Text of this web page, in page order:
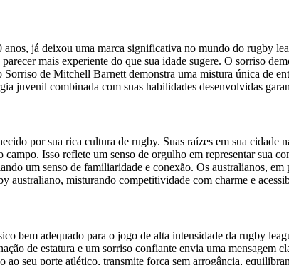
já deixou uma marca significativa no mundo do rugby
mais experiente do que sua idade sugere. O sorriso
de Mitchell Barnett demonstra uma mistura única de
juvenil combinada com suas habilidades desenvolvidas
por sua rica cultura de rugby. Suas raízes em sua cidade
Isso reflete um senso de orgulho em representar sua
um senso de familiaridade e conexão. Os australianos,
australiano, misturando competitividade com charme e
bem adequado para o jogo de alta intensidade da rugby
de estatura e um sorriso confiante envia uma mensagem
ao seu porte atlético, transmite força sem arrogância,